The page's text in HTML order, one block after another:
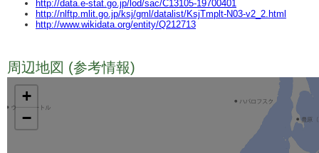
http://data.e-stat.go.jp/lod/sac/C13105-19700401
http://nlftp.mlit.go.jp/ksj/gml/datalist/KsjTmplt-N03-v2_2.html
http://www.wikidata.org/entity/Q212713
周辺地図 (参考情報)
+
−